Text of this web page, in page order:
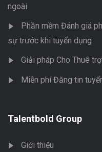
ngoài
Phần mềm Đánh giá
sự trước khi tuyển dụng
Giải pháp Cho Thuê
Miễn phí Đăng tin
Talentbold Group
Giới thiệu